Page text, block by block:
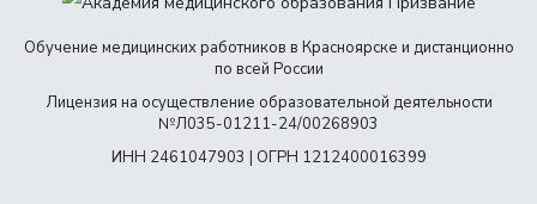
Обучение медицинских работников в Красноярске и дистанционно
по всей России
Лицензия на осуществление образовательной деятельности
№Л035-01211-24/00268903
ИНН 2461047903 | ОГРН 1212400016399